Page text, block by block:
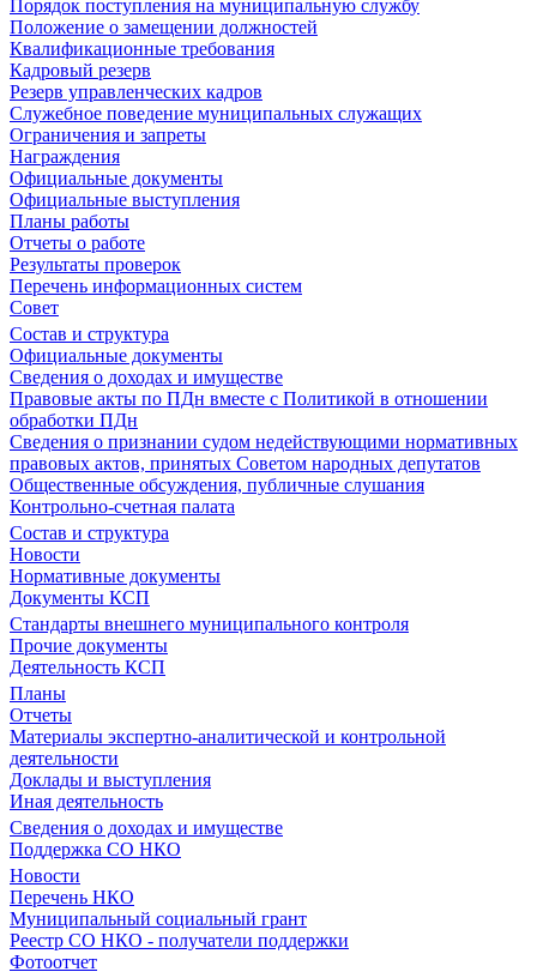
Порядок поступления на муниципальную службу
Положение о замещении должностей
Квалификационные требования
Кадровый резерв
Резерв управленческих кадров
Служебное поведение муниципальных служащих
Ограничения и запреты
Награждения
Официальные документы
Официальные выступления
Планы работы
Отчеты о работе
Результаты проверок
Перечень информационных систем
Совет
Состав и структура
Официальные документы
Сведения о доходах и имуществе
Правовые акты по ПДн вместе с Политикой в отношении
обработки ПДн
Сведения о признании судом недействующими нормативных
правовых актов, принятых Советом народных депутатов
Общественные обсуждения, публичные слушания
Контрольно-счетная палата
Состав и структура
Новости
Нормативные документы
Документы КСП
Стандарты внешнего муниципального контроля
Прочие документы
Деятельность КСП
Планы
Отчеты
Материалы экспертно-аналитической и контрольной
деятельности
Доклады и выступления
Иная деятельность
Сведения о доходах и имуществе
Поддержка СО НКО
Новости
Перечень НКО
Муниципальный социальный грант
Реестр СО НКО - получатели поддержки
Фотоотчет